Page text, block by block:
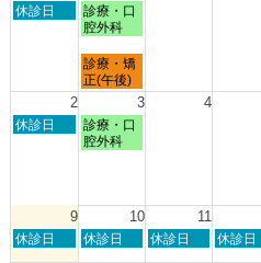
日
26th
休診日
月
曜
7
月
27th
診療・口
腔外科
月
曜
日,
月
27th
診療・矯
正(午後)
2 3 4
日
2nd
休診日
月
曜
3rd
診療・口
腔外科
9 10 11
日
休診日
月
休診日
火
休診日
水
休診日